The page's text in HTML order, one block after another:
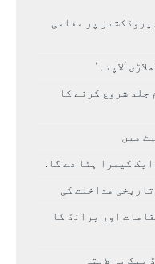
پروڈکشنز پر مقامی
‘لاپتہ’
جلد شروع کرنے کا
میں
مداخلت کی
ورلڈ کپ 2027 کے مقامات اور برانڈ کا